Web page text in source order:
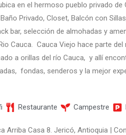
en el hermoso pueblo privado
Privado, Closet, Balcón con
bar, selección de almohadas y
Cauca. Cauca Viejo hace parte
a orillas del río Cauca, y allí
fondas, senderos y la mejor
Restaurante Campestre
Arriba Casa 8. Jericó, Antioquia |